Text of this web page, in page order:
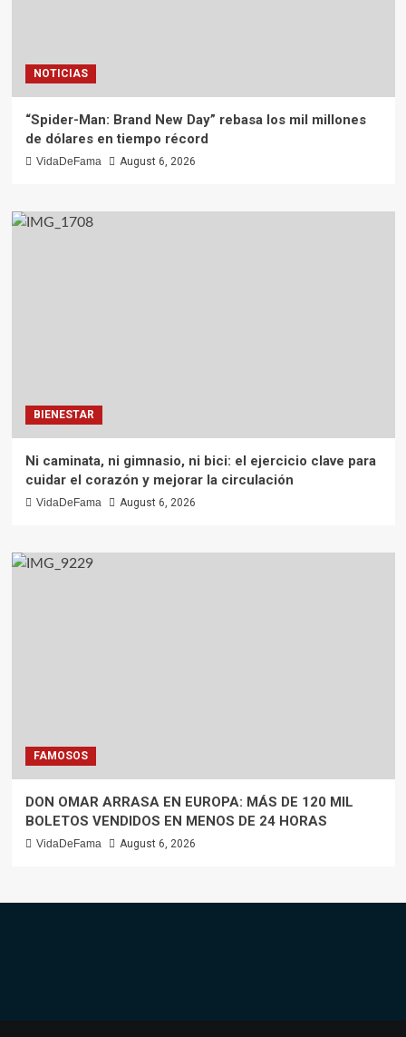
NOTICIAS
“Spider-Man: Brand New Day” rebasa los mil millones
de dólares en tiempo récord
VidaDeFama August 6, 2026
BIENESTAR
Ni caminata, ni gimnasio, ni bici: el ejercicio clave para
cuidar el corazón y mejorar la circulación
VidaDeFama August 6, 2026
FAMOSOS
DON OMAR ARRASA EN EUROPA: MÁS DE 120 MIL
BOLETOS VENDIDOS EN MENOS DE 24 HORAS
VidaDeFama August 6, 2026